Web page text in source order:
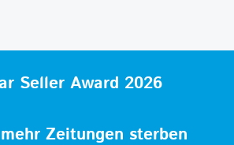
Seller Award 2026
Zeitungen sterben